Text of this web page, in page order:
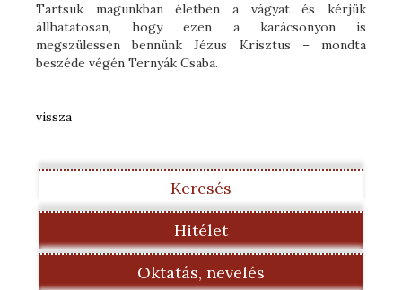
Tartsuk magunkban életben a vágyat és kérjük
állhatatosan, hogy ezen a karácsonyon is
megszülessen bennünk Jézus Krisztus – mondta
beszéde végén Ternyák Csaba.
vissza
Keresés
Hitélet
Oktatás, nevelés